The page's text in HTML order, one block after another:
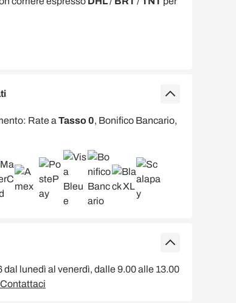
Rate a Tasso 0, Bonifico Bancario,
lunedì al venerdì, dalle 9.00 alle 13.00
Contattaci